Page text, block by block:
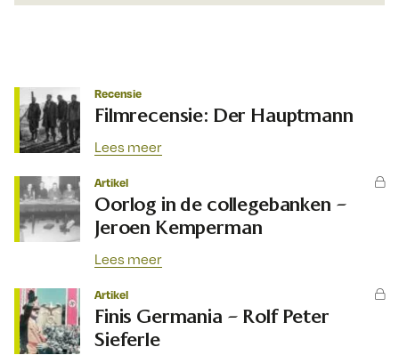
Recensie
Filmrecensie: Der Hauptmann
Lees meer
Artikel
Oorlog in de collegebanken –
Jeroen Kemperman
Lees meer
Artikel
Finis Germania – Rolf Peter
Sieferle